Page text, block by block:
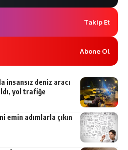
Takip Et
Abone Ol
insansız deniz aracı
yol trafiğe
adımlarla çıkın